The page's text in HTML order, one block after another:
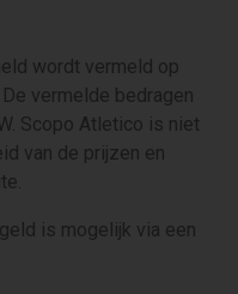
wordt vermeld op
vermelde bedragen
Scopo Atletico is niet
van de prijzen en
is mogelijk via een